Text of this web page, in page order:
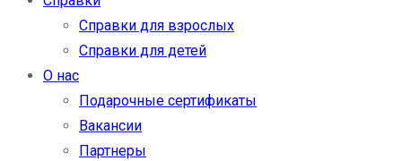
Справки для взрослых
Справки для детей
О нас
Подарочные сертификаты
Вакансии
Партнеры